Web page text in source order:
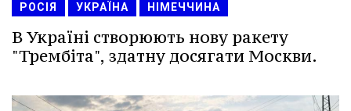
РОСІЯ УКРАЇНА НІМЕЧЧИНА
В Україні створюють нову ракету
"Трембіта", здатну досягати Москви.